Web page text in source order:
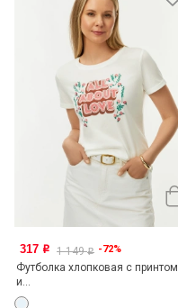
317 o 1 149o -72%
Футболка хлопковая с принтом
и...